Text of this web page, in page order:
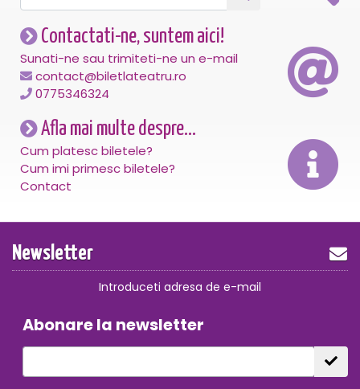
Contactati-ne, suntem aici!
Sunati-ne sau trimiteti-ne un e-mail
contact@biletlateatru.ro
0775346324
Afla mai multe despre...
Cum platesc biletele?
Cum imi primesc biletele?
Contact
Newsletter
Introduceti adresa de e-mail
Abonare la newsletter